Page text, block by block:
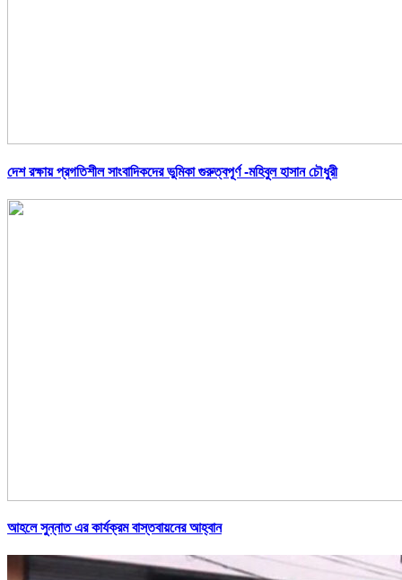
দেশ রক্ষায় প্রগতিশীল সাংবাদিকদের ভুমিকা গুরুত্বপূর্ণ -মহিবুল হাসান চৌধুরী
আহলে সুন্নাত এর কার্যক্রম বাস্তবায়নের আহ্বান